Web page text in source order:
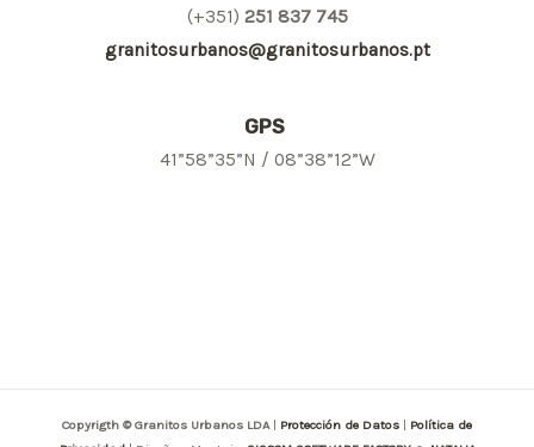
(+351) 251 837 745
granitosurbanos@granitosurbanos.pt
GPS
41”58”35”N / 08”38”12”W
Copyrigth © Granitos Urbanos LDA| Protección de Datos
Política de